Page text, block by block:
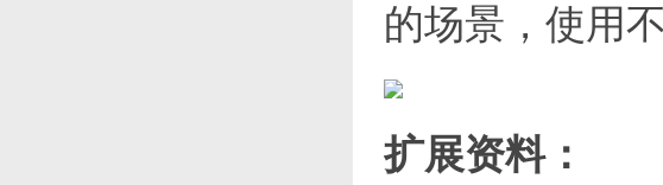
的场景，使用
扩展资料：